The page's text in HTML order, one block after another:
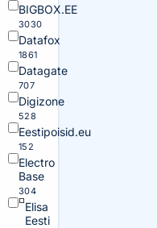
BIGBOX.EE
3030
Datafox
1861
Datagate
707
Digizone
528
Eestipoisid.eu
152
Electro
Base
304
Elisa
Eesti